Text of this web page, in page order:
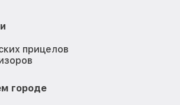
прицелов
городе